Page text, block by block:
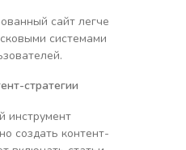
сайт легче
системами
стратегии
инструмент
создать контент-